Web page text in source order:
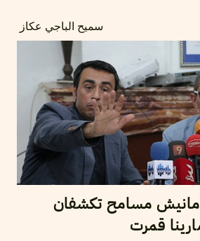
سميح الباجي عكاز
مسامح تكشفان
قمرت